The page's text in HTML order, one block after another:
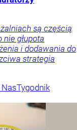
są częścią
głupota
i dodawania do
strategia
Tygodnik